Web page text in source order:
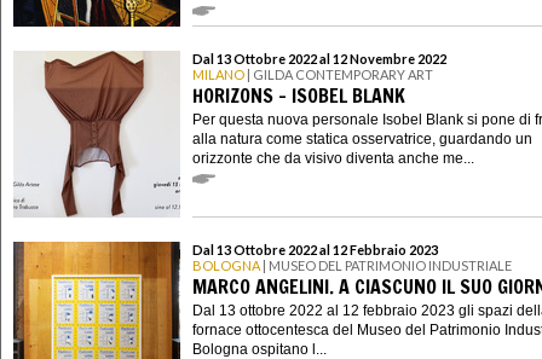
Dal 13 Ottobre 2022 al 12 Novembre 2022
MILANO | GILDA CONTEMPORARY ART
HORIZONS - ISOBEL BLANK
Per questa nuova personale Isobel Blank si pone di
alla natura come statica osservatrice, guardando un
orizzonte che da visivo diventa anche me...
Dal 13 Ottobre 2022 al 12 Febbraio 2023
BOLOGNA | MUSEO DEL PATRIMONIO INDUSTRIALE
MARCO ANGELINI. A CIASCUNO IL SUO
Dal 13 ottobre 2022 al 12 febbraio 2023 gli spazi
fornace ottocentesca del Museo del Patrimonio
Bologna ospitano l...